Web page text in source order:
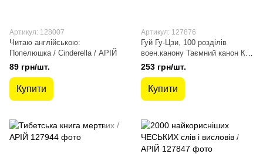
Артикул: 128007
Читаю англійською:
Попелюшка / Cinderella / АРІЙ
89 грн/шт.
Купити
Артикул: 127876
Гуй Гу-Цзи, 100 розділів
воен.канону Таємний канон К /
АРІЙ
253 грн/шт.
Купити